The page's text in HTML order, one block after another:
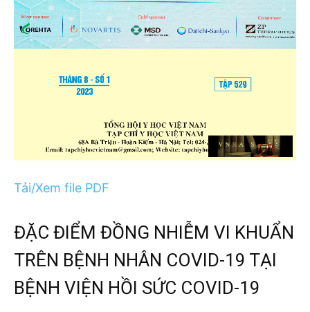
Tải/Xem file PDF
ĐẶC ĐIỂM ĐỒNG NHIỄM VI KHUẨN
TRÊN BỆNH NHÂN COVID-19 TẠI
BỆNH VIỆN HỒI SỨC COVID-19